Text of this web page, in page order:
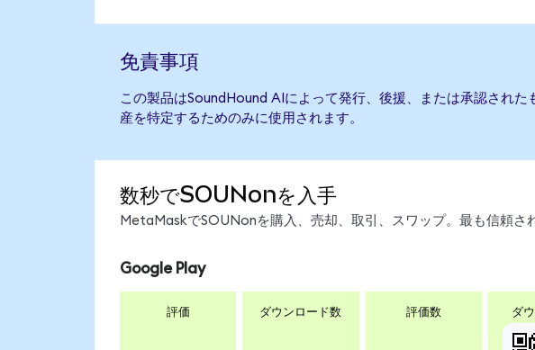
免責事項
この製品はSoundHound AIによって発行、後援、または承認され
産を特定するためのみに使用されます。
数秒でSOUNonを入手
MetaMaskでSOUNonを購入、売却、取引、スワップ。最も信頼さ
Google Play
評価 ダウンロード数 評価数 ダ